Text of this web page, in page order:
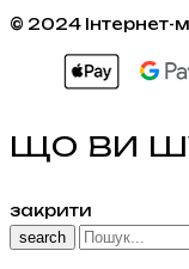
© 2024 Інтернет-
що ви
закрити
search